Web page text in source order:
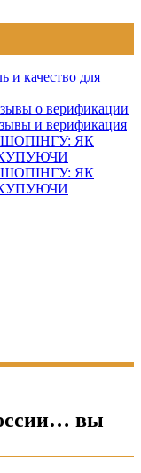
и качество для
о верификации
и верификация
ЯК
ЯК
вы